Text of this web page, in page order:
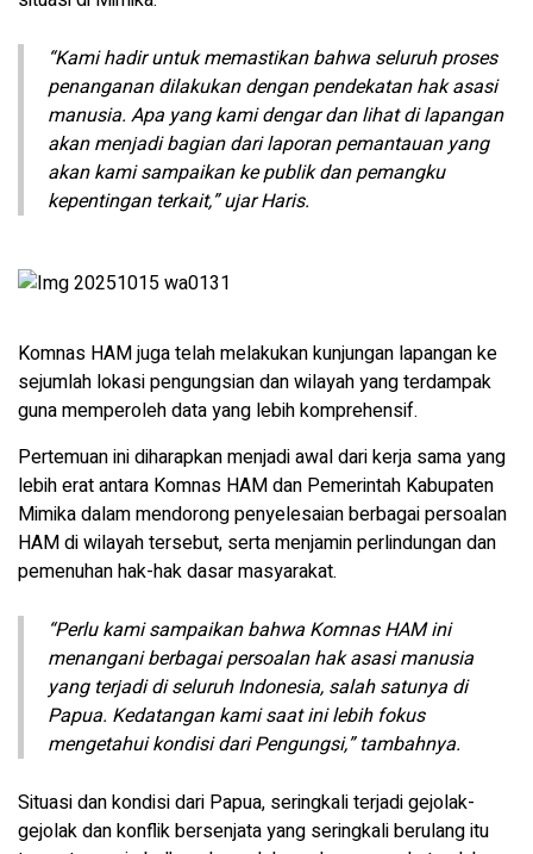
“Kami hadir untuk memastikan bahwa seluruh proses
penanganan dilakukan dengan pendekatan hak asasi
manusia. Apa yang kami dengar dan lihat di lapangan
akan menjadi bagian dari laporan pemantauan yang
akan kami sampaikan ke publik dan pemangku
kepentingan terkait,” ujar Haris.
Komnas HAM juga telah melakukan kunjungan lapangan ke
sejumlah lokasi pengungsian dan wilayah yang terdampak
guna memperoleh data yang lebih komprehensif.
Pertemuan ini diharapkan menjadi awal dari kerja sama yang
lebih erat antara Komnas HAM dan Pemerintah Kabupaten
Mimika dalam mendorong penyelesaian berbagai persoalan
HAM di wilayah tersebut, serta menjamin perlindungan dan
pemenuhan hak-hak dasar masyarakat.
“Perlu kami sampaikan bahwa Komnas HAM ini
menangani berbagai persoalan hak asasi manusia
yang terjadi di seluruh Indonesia, salah satunya di
Papua. Kedatangan kami saat ini lebih fokus
mengetahui kondisi dari Pengungsi,” tambahnya.
Situasi dan kondisi dari Papua, seringkali terjadi gejolak-
gejolak dan konflik bersenjata yang seringkali berulang itu